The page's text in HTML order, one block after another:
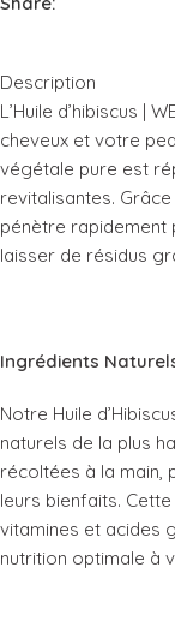
Description
L’Huile d’hibiscus |
cheveux et votre
végétale pure est
revitalisantes.
pénètre
laisser de résidus
Ingrédients
Notre Huile
naturels de la plus
récoltées à la
leurs bienfaits.
vitamines et acides
nutrition optimale à